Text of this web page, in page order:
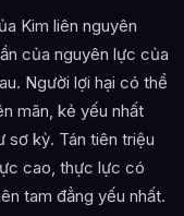
Kim liên nguyên
của nguyên lực của
Người lợi hại có thể
mãn, kẻ yếu nhất
sơ kỳ. Tán tiên triệu
cao, thực lực có
tam đẳng yếu nhất.